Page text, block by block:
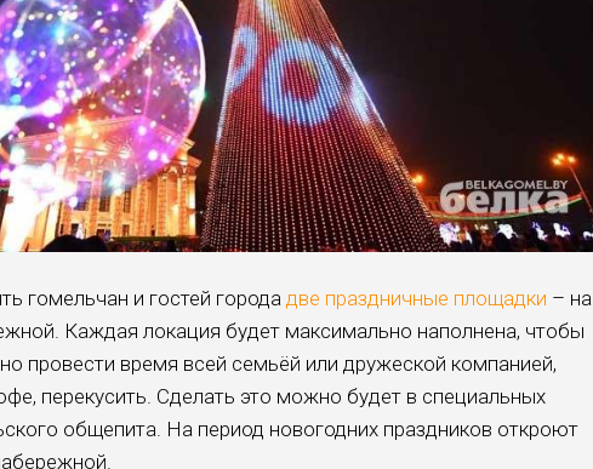
гомельчан и гостей города две праздничные площадки – на
Каждая локация будет максимально наполнена, чтобы
провести время всей семьёй или дружеской компанией,
перекусить. Сделать это можно будет в специальных
общепита. На период новогодних праздников откроют